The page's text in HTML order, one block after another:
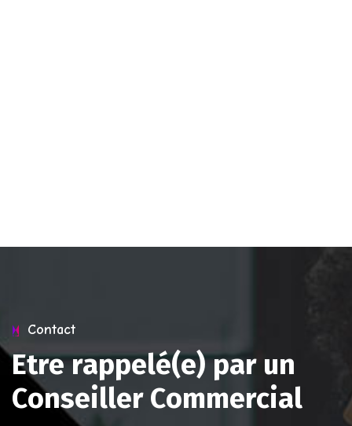
Contact
Etre rappelé(e) par un
Conseiller Commercial